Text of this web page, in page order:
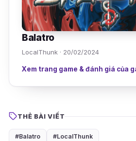
Balatro
LocalThunk · 20/02/2024
Xem trang game & đánh giá của
THẺ BÀI VIẾT
#Balatro #LocalThunk